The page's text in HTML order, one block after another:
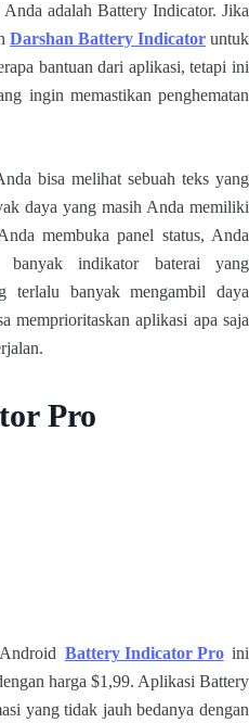
adalah Battery Indicator. Jika
Darshan Battery Indicator untuk
bantuan dari aplikasi, tetapi ini
ingin memastikan penghematan
bisa melihat sebuah teks yang
daya yang masih Anda memiliki
membuka panel status, Anda
banyak indikator baterai yang
terlalu banyak mengambil daya
memprioritaskan aplikasi apa saja
Pro
Battery Indicator Proini
harga $1,99. Aplikasi Battery
yang tidak jauh bedanya dengan